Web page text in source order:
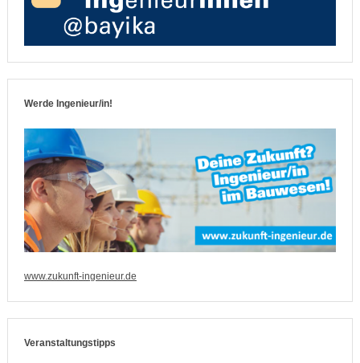
Werde Ingenieur/in!
www.zukunft-ingenieur.de
Veranstaltungstipps